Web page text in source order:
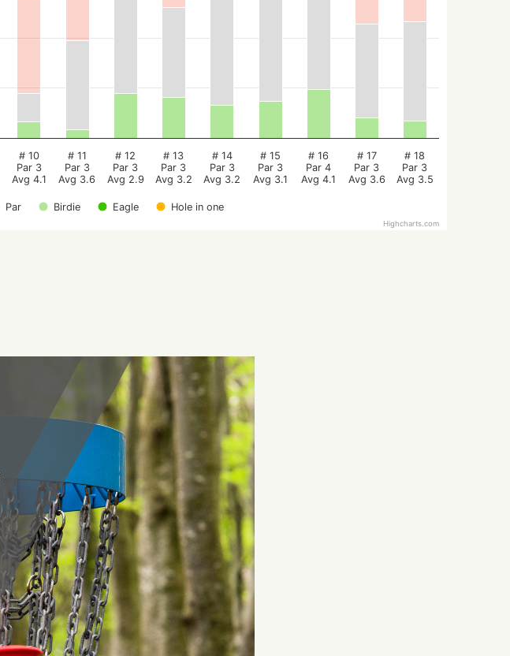
Par Birdie Eagle Hole in one
# 10
Par 3
Avg 4.1
# 11
Par 3
Avg 3.6
# 12
Par 3
Avg 2.9
# 13
Par 3
Avg 3.2
# 14
Par 3
Avg 3.2
# 15
Par 3
Avg 3.1
# 16
Par 4
Avg 4.1
# 17
Par 3
Avg 3.6
# 18
Par 3
Avg 3.5
Highcharts.com